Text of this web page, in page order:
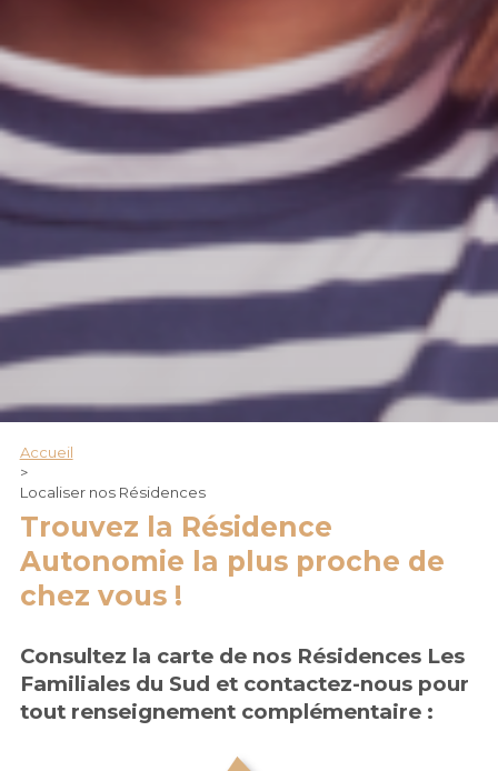
Accueil
>
Localiser nos Résidences
Trouvez la Résidence
Autonomie la plus proche de
chez vous !
Consultez la carte de nos Résidences Les
Familiales du Sud et contactez-nous pour
tout renseignement complémentaire :